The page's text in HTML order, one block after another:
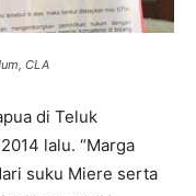
CLA
di Teluk
lalu. “Marga
suku Miere serta